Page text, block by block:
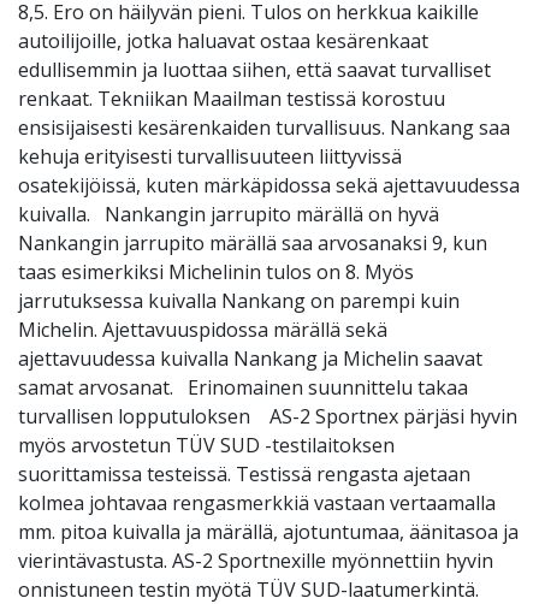
8,5. Ero on häilyvän pieni. Tulos on herkkua kaikille
autoilijoille, jotka haluavat ostaa kesärenkaat
edullisemmin ja luottaa siihen, että saavat turvalliset
renkaat. Tekniikan Maailman testissä korostuu
ensisijaisesti kesärenkaiden turvallisuus. Nankang saa
kehuja erityisesti turvallisuuteen liittyvissä
osatekijöissä, kuten märkäpidossa sekä ajettavuudessa
kuivalla. Nankangin jarrupito märällä on hyvä
Nankangin jarrupito märällä saa arvosanaksi 9, kun
taas esimerkiksi Michelinin tulos on 8. Myös
jarrutuksessa kuivalla Nankang on parempi kuin
Michelin. Ajettavuuspidossa märällä sekä
ajettavuudessa kuivalla Nankang ja Michelin saavat
samat arvosanat. Erinomainen suunnittelu takaa
turvallisen lopputuloksen AS-2 Sportnex pärjäsi hyvin
myös arvostetun TÜV SUD -testilaitoksen
suorittamissa testeissä. Testissä rengasta ajetaan
kolmea johtavaa rengasmerkkiä vastaan vertaamalla
mm. pitoa kuivalla ja märällä, ajotuntumaa, äänitasoa ja
vierintävastusta. AS-2 Sportnexille myönnettiin hyvin
onnistuneen testin myötä TÜV SUD-laatumerkintä.